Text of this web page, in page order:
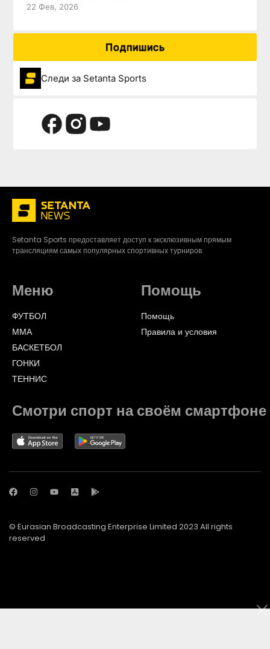
22 Фев, 2026
Подпишись
Следи за Setanta Sports
Setanta Sports предоставляет доступ к эксклюзивным прямым
трансляциям самых популярных спортивных турниров.
Меню
ФУТБОЛ
ММА
БАСКЕТБОЛ
ГОНКИ
ТЕННИС
Помощь
Помощь
Правила и условия
Смотри спорт на своём смартфоне
© Eurasian Broadcasting Enterprise Limited 2023 All rights
reserved